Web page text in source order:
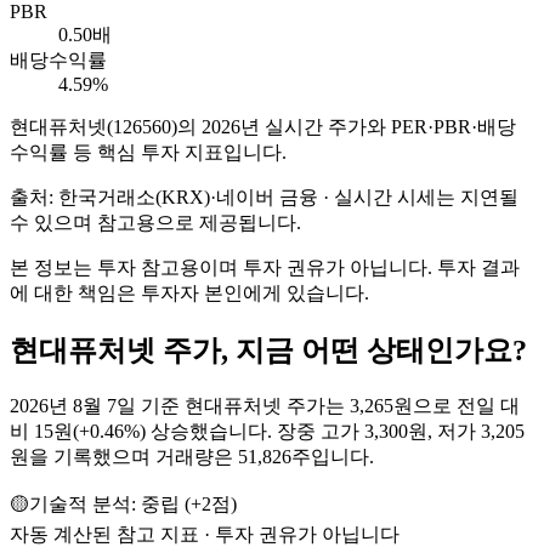
PBR
0.50배
배당수익률
4.59%
현대퓨처넷(126560)의 2026년 실시간 주가와 PER·PBR·배당
수익률 등 핵심 투자 지표입니다.
출처: 한국거래소(KRX)·네이버 금융 · 실시간 시세는 지연될
수 있으며 참고용으로 제공됩니다.
본 정보는 투자 참고용이며 투자 권유가 아닙니다. 투자 결과
에 대한 책임은 투자자 본인에게 있습니다.
현대퓨처넷 주가, 지금 어떤 상태인가요?
2026년 8월 7일 기준 현대퓨처넷 주가는 3,265원으로 전일 대
비 15원(+0.46%) 상승했습니다. 장중 고가 3,300원, 저가 3,205
원을 기록했으며 거래량은 51,826주입니다.
🟡기술적 분석: 중립 (+2점)
자동 계산된 참고 지표 · 투자 권유가 아닙니다